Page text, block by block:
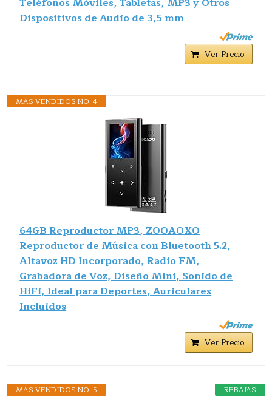
Dispositivos de Audio de 3,5 mm
Ver Precio
MÁS VENDIDOS NO. 4
64GB Reproductor MP3, ZOOAOXO
Reproductor de Música con Bluetooth 5.2,
Altavoz HD Incorporado, Radio FM,
Grabadora de Voz, Diseño Mini, Sonido de
HiFi, Ideal para Deportes, Auriculares
Incluidos
Ver Precio
REBAJAS
MÁS VENDIDOS NO. 5